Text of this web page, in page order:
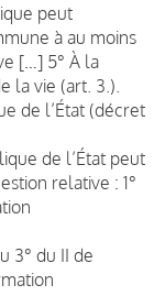
peut
à au moins
[…] 5° À la
la vie (art. 3.).
de l’État (décret
de l’État peut
relative : 1°
3° du II de